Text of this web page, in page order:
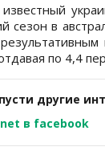
сезон в
по 4,4
другие
в facebook